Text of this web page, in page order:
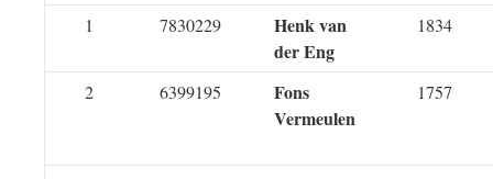
1 7830229
Henk van
der Eng
1834
2 6399195
Fons
Vermeulen
1757